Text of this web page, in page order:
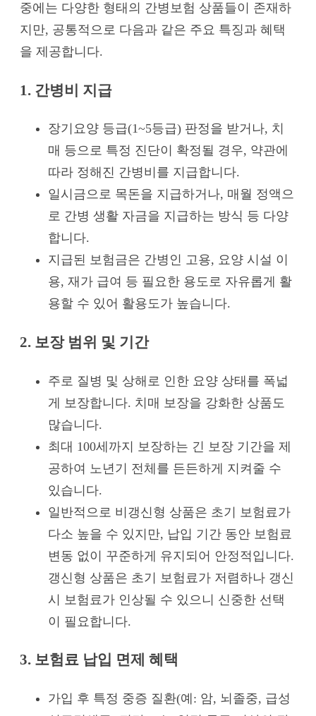
중에는 다양한 형태의 간병보험 상품들이 존재하
지만, 공통적으로 다음과 같은 주요 특징과 혜택
을 제공합니다.
1. 간병비 지급
장기요양 등급(1~5등급) 판정을 받거나, 치
매 등으로 특정 진단이 확정될 경우, 약관에
따라 정해진 간병비를 지급합니다.
일시금으로 목돈을 지급하거나, 매월 정액으
로 간병 생활 자금을 지급하는 방식 등 다양
합니다.
지급된 보험금은 간병인 고용, 요양 시설 이
용, 재가 급여 등 필요한 용도로 자유롭게 활
용할 수 있어 활용도가 높습니다.
2. 보장 범위 및 기간
주로 질병 및 상해로 인한 요양 상태를 폭넓
게 보장합니다. 치매 보장을 강화한 상품도
많습니다.
최대 100세까지 보장하는 긴 보장 기간을 제
공하여 노년기 전체를 든든하게 지켜줄 수
있습니다.
일반적으로 비갱신형 상품은 초기 보험료가
다소 높을 수 있지만, 납입 기간 동안 보험료
변동 없이 꾸준하게 유지되어 안정적입니다.
갱신형 상품은 초기 보험료가 저렴하나 갱신
시 보험료가 인상될 수 있으니 신중한 선택
이 필요합니다.
3. 보험료 납입 면제 혜택
가입 후 특정 중증 질환(예: 암, 뇌졸중, 급성